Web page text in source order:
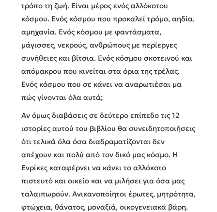
τρόπο τη ζωή. Είναι μέρος ενός αλλόκοτου
κόσμου. Ενός κόσμου που προκαλεί τρόμο, αηδία,
αμηχανία. Ενός κόσμου με φαντάσματα,
μάγισσες, νεκρούς, ανθρώπους με περίεργες
συνήθειες και βίτσια. Ενός κόσμου σκοτεινού και
απόμακρου που κινείται στα όρια της τρέλας.
Ενός κόσμου που σε κάνει να αναρωτιέσαι μα
πώς γίνονται όλα αυτά;
Αν όμως διαβάσεις σε δεύτερο επίπεδο τις 12
ιστορίες αυτού του βιβλίου θα συνειδητοποιήσεις
ότι τελικά όλα όσα διαδραματίζονται δεν
απέχουν και πολύ από τον δικό μας κόσμο. Η
Ενρίκες καταφέρνει να κάνει το αλλόκοτο
πιστευτό και οικείο και να μιλήσει για όσα μας
ταλαιπωρούν. Ανικανοποίητοι έρωτες, μητρότητα,
φτώχεια, θάνατος, μοναξιά, οικογενειακά βάρη.